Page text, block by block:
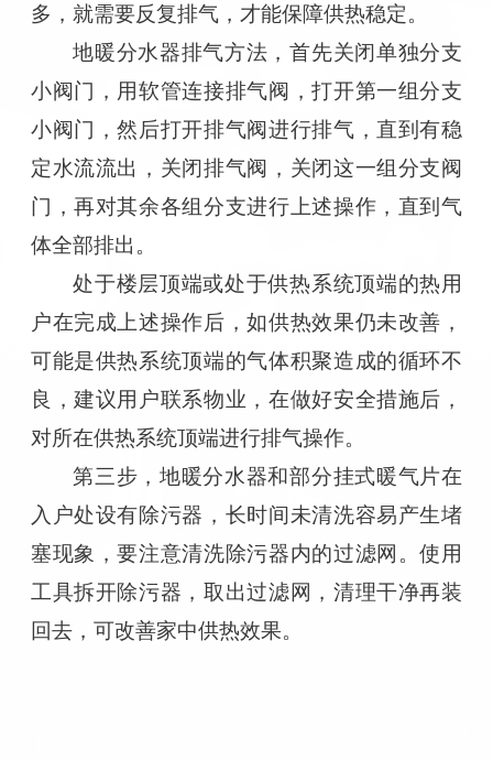
多，就需要反复排气，才能保障供热稳定。
地暖分水器排气方法，首先关闭单独分支
小阀门，用软管连接排气阀，打开第一组分支
小阀门，然后打开排气阀进行排气，直到有稳
定水流流出，关闭排气阀，关闭这一组分支阀
门，再对其余各组分支进行上述操作，直到气
体全部排出。
处于楼层顶端或处于供热系统顶端的热用
户在完成上述操作后，如供热效果仍未改善，
可能是供热系统顶端的气体积聚造成的循环不
良，建议用户联系物业，在做好安全措施后，
对所在供热系统顶端进行排气操作。
第三步，地暖分水器和部分挂式暖气片在
入户处设有除污器，长时间未清洗容易产生堵
塞现象，要注意清洗除污器内的过滤网。使用
工具拆开除污器，取出过滤网，清理干净再装
回去，可改善家中供热效果。